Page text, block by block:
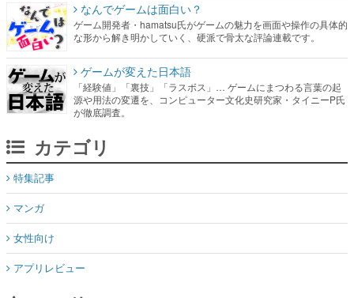
なんでゲームは面白い？
ゲーム開発者・hamatsu氏がゲームの魅力を画面や操作の具体的
な形から解き明かしていく、硬派で骨太な評論連載です。
ゲームが変えた日本語
「経験値」「裏技」「ラスボス」… ゲームにまつわる言葉の起
源や用法の変遷を、コンピューター文化史研究家・タイニーP氏
が徹底調査。
カテゴリ
特集記事
マンガ
女性向け
アプリレビュー